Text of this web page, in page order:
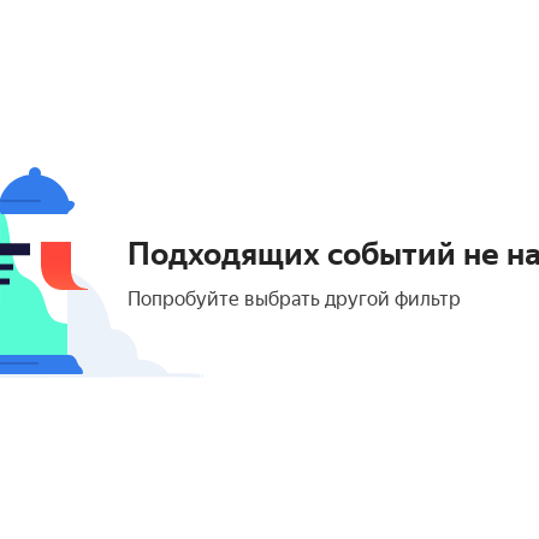
Подходящих событий не
Попробуйте выбрать другой фильтр